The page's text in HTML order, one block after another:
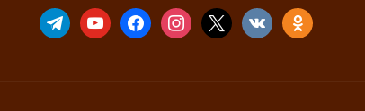
TELEGRAMYOUTUBEFACEBOOKINSTAGRAM
X VKONTAKTE